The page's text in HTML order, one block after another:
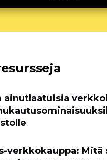
ainutlaatuisia
verkkokauppa: Mitä